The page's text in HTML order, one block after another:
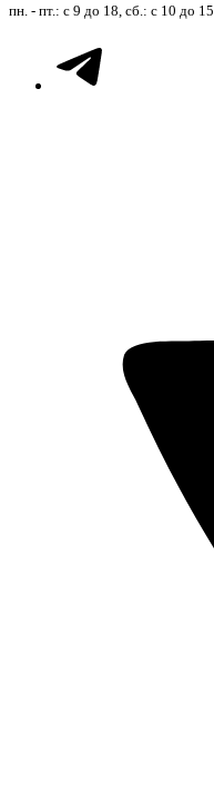
пн. - пт.: с 9 до 18, сб.: с 10 до 15